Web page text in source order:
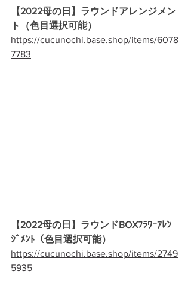
【2022母の日】ラウンドアレンジメン
ト（色目選択可能）
https://cucunochi.base.shop/items/6078
7783
【2022母の日】ラウンドBOXﾌﾗﾜｰｱﾚﾝ
ｼﾞﾒﾝﾄ（色目選択可能）
https://cucunochi.base.shop/items/2749
5935